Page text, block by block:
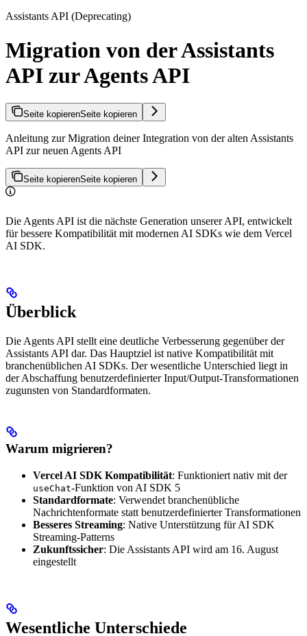
Assistants API (Deprecating)
Migration von der Assistants
API zur Agents API
Seite kopierenSeite kopieren
Anleitung zur Migration deiner Integration von der alten Assistants
API zur neuen Agents API
Seite kopierenSeite kopieren
Die Agents API ist die nächste Generation unserer API, entwickelt
für bessere Kompatibilität mit modernen AI SDKs wie dem Vercel
AI SDK.
Überblick
Die Agents API stellt eine deutliche Verbesserung gegenüber der
Assistants API dar. Das Hauptziel ist native Kompatibilität mit
branchenüblichen AI SDKs. Der wesentliche Unterschied liegt in
der Abschaffung benutzerdefinierter Input/Output-Transformationen
zugunsten von Standardformaten.
Warum migrieren?
Vercel AI SDK Kompatibilität: Funktioniert nativ mit der
useChat-Funktion von AI SDK 5
Standardformate: Verwendet branchenübliche
Nachrichtenformate statt benutzerdefinierter Transformationen
Besseres Streaming: Native Unterstützung für AI SDK
Streaming-Patterns
Zukunftssicher: Die Assistants API wird am 16. August
eingestellt
Wesentliche Unterschiede